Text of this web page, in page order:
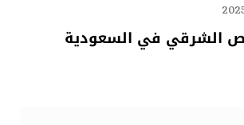
الشرقي في السعودية